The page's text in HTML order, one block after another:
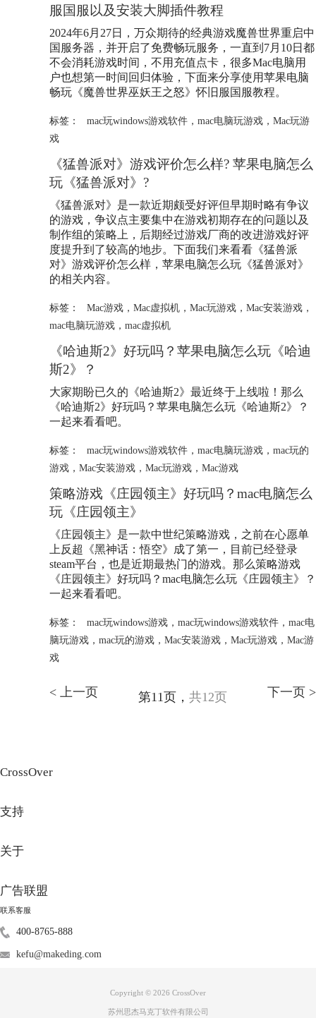
服国服以及安装大脚插件教程
2024年6月27日，万众期待的经典游戏魔兽世界重启中
国服务器，并开启了免费畅玩服务，一直到7月10日都
不会消耗游戏时间，不用充值点卡，很多Mac电脑用
户也想第一时间回归体验，下面来分享使用苹果电脑
畅玩《魔兽世界巫妖王之怒》怀旧服国服教程。
标签： mac玩windows游戏软件， mac电脑玩游戏， Mac玩游
戏
《猛兽派对》游戏评价怎么样? 苹果电脑怎么
玩《猛兽派对》?
《猛兽派对》是一款近期颇受好评但早期时略有争议
的游戏，争议点主要集中在游戏初期存在的问题以及
制作组的策略上，后期经过游戏厂商的改进游戏好评
度提升到了较高的地步。下面我们来看看《猛兽派
对》游戏评价怎么样，苹果电脑怎么玩《猛兽派对》
的相关内容。
标签： Mac游戏， Mac虚拟机， Mac玩游戏， Mac安装游戏，
mac电脑玩游戏 ， mac虚拟机
《哈迪斯2》好玩吗？苹果电脑怎么玩《哈迪
斯2》？
大家期盼已久的《哈迪斯2》最近终于上线啦！那么
《哈迪斯2》好玩吗？苹果电脑怎么玩《哈迪斯2》？
一起来看看吧。
标签： mac玩windows游戏软件， mac电脑玩游戏， mac玩的
游戏 ， Mac安装游戏 ， Mac玩游戏 ， Mac游戏
策略游戏《庄园领主》好玩吗？mac电脑怎么
玩《庄园领主》
《庄园领主》是一款中世纪策略游戏，之前在心愿单
上反超《黑神话：悟空》成了第一，目前已经登录
steam平台，也是近期最热门的游戏。那么策略游戏
《庄园领主》好玩吗？mac电脑怎么玩《庄园领主》？
一起来看看吧。
标签： mac玩windows游戏， mac玩windows游戏软件， mac电
脑玩游戏 ， mac玩的游戏 ， Mac安装游戏 ， Mac玩游戏 ， Mac游
戏
< 上一页 第11页， 共12页 下一页 >
CrossOver
支持
关于
广告联盟
联系客服
400-8765-888
kefu@makeding.com
Copyright © 2026 CrossOver
苏州思杰马克丁软件有限公司